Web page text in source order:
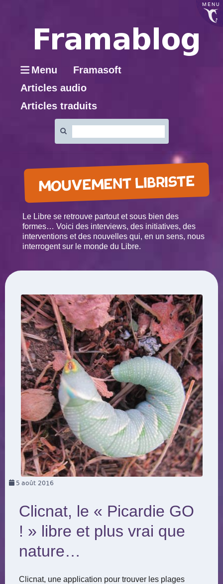
MENU
Menu
Framasoft
Articles audio
Articles traduits
:
MOUVEMENT LIBRISTE
Le Libre se retrouve partout et sous bien des
formes… Voici des interviews, des initiatives, des
interventions et des nouvelles qui, en un sens, nous
interrogent sur le monde du Libre.
5 août 2016
Clicnat, le « Picardie GO
! » libre et plus vrai que
nature…
Clicnat, une application pour trouver les plages